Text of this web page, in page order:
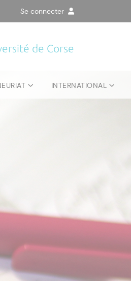
Se connecter
de Corse
INTERNATIONAL